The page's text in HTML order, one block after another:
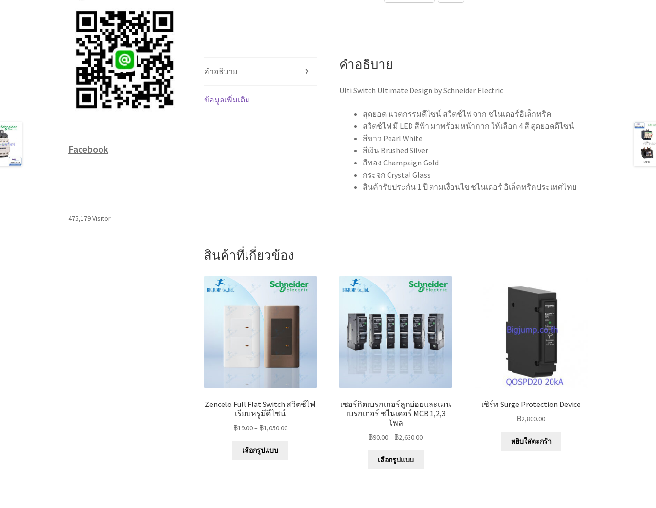
คำอธิบาย
ข้อมูลเพิ่มเติม
คำอธิบาย
Ulti Switch Ultimate Design by Schneider Electric
สุดยอด นวตกรรมดีไซน์ สวิตช์ไฟ จาก ชไนเดอร์อิเล็กทริค
สวิตช์ไฟ มี LED สีฟ้า มาพร้อมหน้ากาก ให้เลือก 4 สี สุดยอดดีไซน์
สีขาว Pearl White
สีเงิน Brushed Silver
สีทอง Champaign Gold
กระจก Crystal Glass
สินค้ารับประกัน 1 ปี ตามเงื่อนไข ชไนเดอร์ อิเล็คทริคประเทศไทย
สินค้าที่เกี่ยวข้อง
Zencelo Full Flat Switch สวิตช์ไฟ
เรียบหรูมีดีไซน์
฿19.00– ฿1,050.00
เลือกรูปแบบ
เซอร์กิตเบรกเกอร์ลูกย่อยและเมน
เบรกเกอร์ ชไนเดอร์ MCB 1,2,3
โพล
฿90.00– ฿2,630.00
เลือกรูปแบบ
เซิร์ท Surge Protection Device
฿2,800.00
หยิบใส่ตะกร้า
Facebook
475,179 Visitor